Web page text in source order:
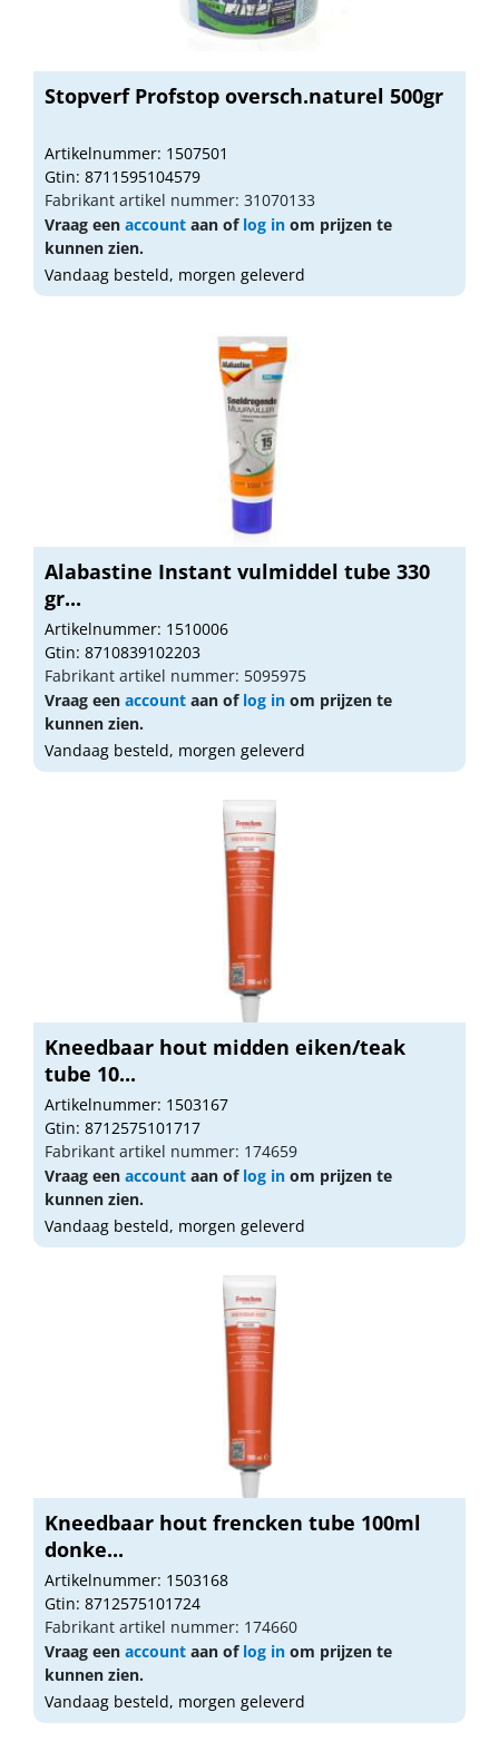
Stopverf Profstop oversch.naturel 500gr
Artikelnummer: 1507501
Gtin: 8711595104579
Fabrikant artikel nummer: 31070133
Vraag een account aan of log in om prijzen te
kunnen zien.
Vandaag besteld, morgen geleverd
Alabastine Instant vulmiddel tube 330
gr...
Artikelnummer: 1510006
Gtin: 8710839102203
Fabrikant artikel nummer: 5095975
Vraag een account aan of log in om prijzen te
kunnen zien.
Vandaag besteld, morgen geleverd
Kneedbaar hout midden eiken/teak
tube 10...
Artikelnummer: 1503167
Gtin: 8712575101717
Fabrikant artikel nummer: 174659
Vraag een account aan of log in om prijzen te
kunnen zien.
Vandaag besteld, morgen geleverd
Kneedbaar hout frencken tube 100ml
donke...
Artikelnummer: 1503168
Gtin: 8712575101724
Fabrikant artikel nummer: 174660
Vraag een account aan of log in om prijzen te
kunnen zien.
Vandaag besteld, morgen geleverd